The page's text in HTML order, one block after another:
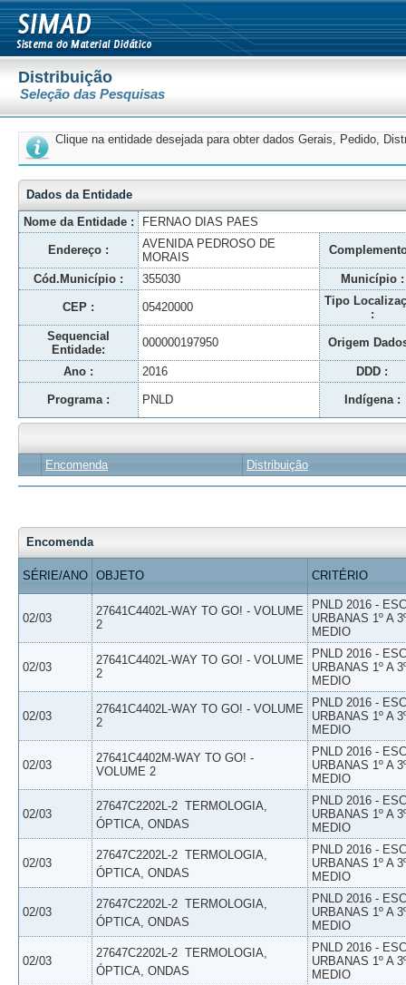
Distribuição
Seleção das Pesquisas
Clique na entidade desejada para obter dados Gerais, Pedido,
Dados da Entidade
Nome da Entidade :
FERNAO DIAS PAES
Endereço :
AVENIDA PEDROSO DE
MORAIS
Cód.Município : 355030 Município :
CEP : 05420000
Tipo
:
Sequencial
Entidade:
000000197950 Origem
Ano : 2016 DDD :
Programa : PNLD Indígena :
Encomenda Distribuição
Encomenda
SÉRIE/ANO OBJETO CRITÉRIO
02/03
27641C4402L-WAY TO GO! - VOLUME
2
PNLD 2016 -
URBANAS 1º A
MEDIO
02/03
27641C4402L-WAY TO GO! - VOLUME
2
PNLD 2016 -
URBANAS 1º A
MEDIO
02/03
27641C4402L-WAY TO GO! - VOLUME
2
PNLD 2016 -
URBANAS 1º A
MEDIO
02/03
27641C4402M-WAY TO GO! -
VOLUME 2
PNLD 2016 -
URBANAS 1º A
MEDIO
02/03
27647C2202L-2  TERMOLOGIA,
ÓPTICA, ONDAS
PNLD 2016 -
URBANAS 1º A
MEDIO
02/03
27647C2202L-2  TERMOLOGIA,
ÓPTICA, ONDAS
PNLD 2016 -
URBANAS 1º A
MEDIO
02/03
27647C2202L-2  TERMOLOGIA,
ÓPTICA, ONDAS
PNLD 2016 -
URBANAS 1º A
MEDIO
02/03
27647C2202L-2  TERMOLOGIA,
ÓPTICA, ONDAS
PNLD 2016 -
URBANAS 1º A
MEDIO